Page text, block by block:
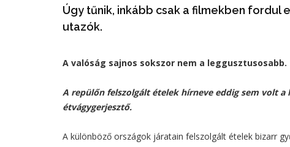
Úgy tűnik, inkább csak a filmekben fordul
utazók.
A valóság sajnos sokszor nem a leggusztusosabb.
A repülőn felszolgált ételek hírneve eddig sem volt
étvágygerjesztő.
A különböző országok járatain felszolgált ételek bizarr